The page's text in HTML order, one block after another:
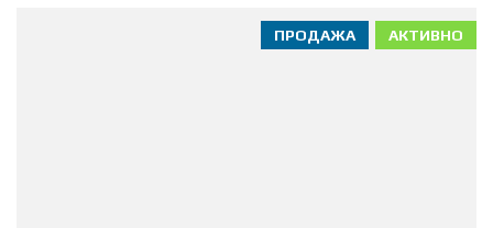
АКТИВНО
ПРОДАЖА